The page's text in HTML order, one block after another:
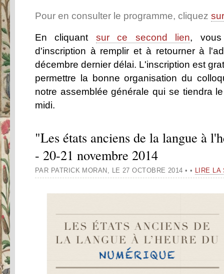
Pour en consulter le programme, cliquez
En cliquant sur ce second lien, vous
d'inscription à remplir et à retourner à
décembre dernier délai. L'inscription est
permettre la bonne organisation du
notre assemblée générale qui se tiendra
midi.
"Les états anciens de la langue à
- 20-21 novembre 2014
PAR PATRICK MORAN , LE 27 OCTOBRE 2014 •• LIRE LA